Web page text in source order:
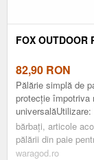
FOX OUTDOOR
82,90 RON
Pălărie simplă de
protecție împotriva
bărbați, articole
pălării din paie
waragod.ro